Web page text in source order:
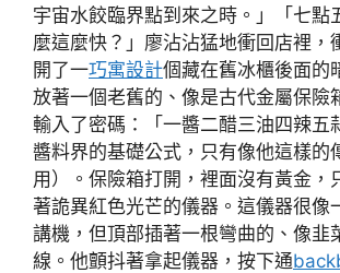
宇宙水餃臨界點到來之時。」「七點
麼這麼快？」廖沾沾猛地衝回店裡，
開了一巧寓設計個藏在舊冰櫃後面的
放著一個老舊的、像是古代金屬保險
輸入了密碼：「一醬二醋三油四辣五
醬料界的基礎公式，只有像他這樣的
用）。保險箱打開，裡面沒有黃金，
著詭異紅色光芒的儀器。這儀器很像
講機，但頂部插著一根彎曲的、像韭
線。他顫抖著拿起儀器，按下通